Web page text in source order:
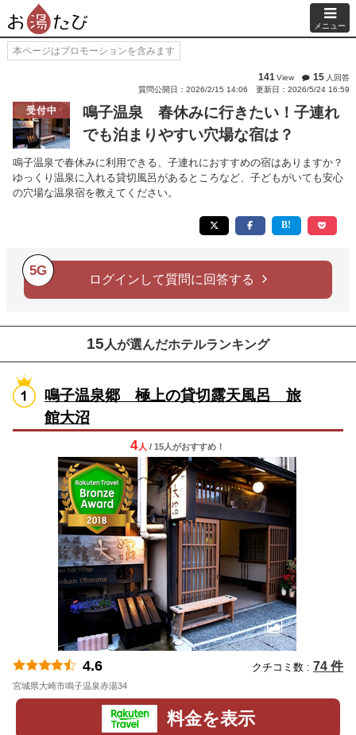
メニュー
本ページはプロモーションを含みます
141View 15 人回答
質問公開日：2026/2/15 14:06
更新日：2026/5/24 16:59
受付中
鳴子温泉 春休みに行きたい！子連れ
でも泊まりやすい穴場な宿は？
鳴子温泉で春休みに利用できる、子連れにおすすめの宿はありますか？
ゆっくり温泉に入れる貸切風呂があるところなど、子どもがいても安心
の穴場な温泉宿を教えてください。
5G
ログインして質問に回答する
15 人が選んだホテルランキング
鳴子温泉郷 極上の貸切露天風呂 旅
館大沼
4人 / 15人がおすすめ！
4.6 クチコミ数 : 74 件
宮城県大崎市鳴子温泉赤湯34
料金を表示